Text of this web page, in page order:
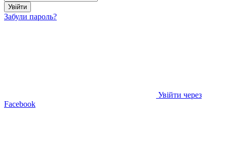
Увійти
Забули пароль?
Увійти через
Facebook